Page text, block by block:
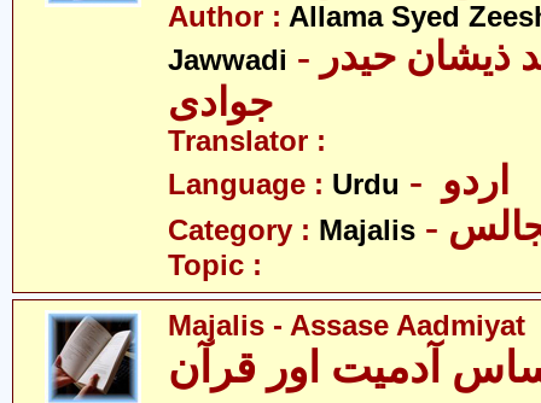
Author : Allama Syed
Jawwadi - علامہ سید ذیشان حیدر
جوادی
Translator :
Language : Urdu
Category : Majalis
Topic :
Majalis - Assase Aadmiyat